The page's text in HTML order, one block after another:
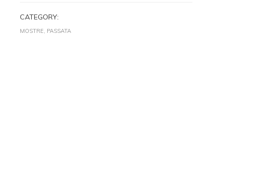
CATEGORY:
MOSTRE, PASSATA